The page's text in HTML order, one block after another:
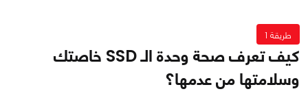
طريقة 1
كيف تعرف صحة وحدة الـ SSD خاصتك
وسلامتها من عدمها؟